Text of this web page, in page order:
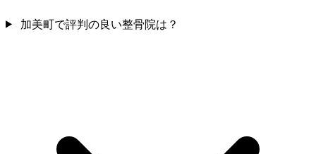
加美町で評判の良い整骨院は？